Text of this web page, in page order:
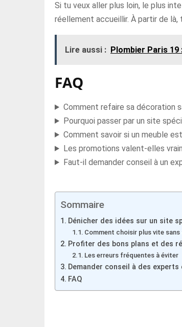
Si tu veux aller plus loin, le plus
réellement accueillir. À partir de
Lire aussi : Plombier Paris 19
FAQ
Comment refaire sa décoration
Pourquoi passer par un site
Comment savoir si un meuble
Les promotions valent-elles
Faut-il demander conseil à un
Sommaire
Dénicher des idées sur un site
Comment choisir plus vite
Profiter des bons plans et des
Les erreurs fréquentes à éviter
Demander conseil à des experts
FAQ